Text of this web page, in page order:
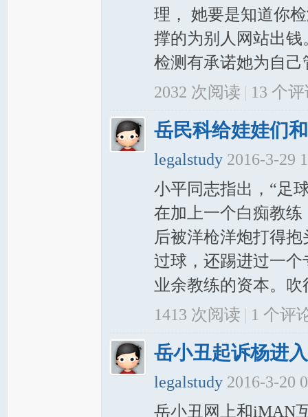
理， 她要是知道你
撑的为别人网站出
检测有承诺她为自己
2032 次阅读 | 13 个评
岳民科给娃娃们
legalstudy 2016-3-29
小平同志指出，“足
在加上一个白痴教
后被洋枪洋炮打得
过球，还踢进过一
业余教练的资本。
1413 次阅读 | 1 个评
岳小丑起诉杨进
legalstudy 2016-3-20
岳小丑网上和iMAN